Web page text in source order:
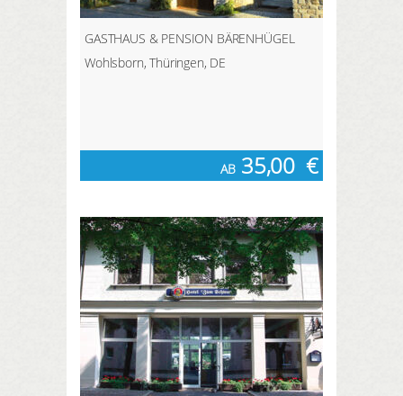
GASTHAUS & PENSION BÄRENHÜGEL
Wohlsborn, Thüringen, DE
AB 35,00 €